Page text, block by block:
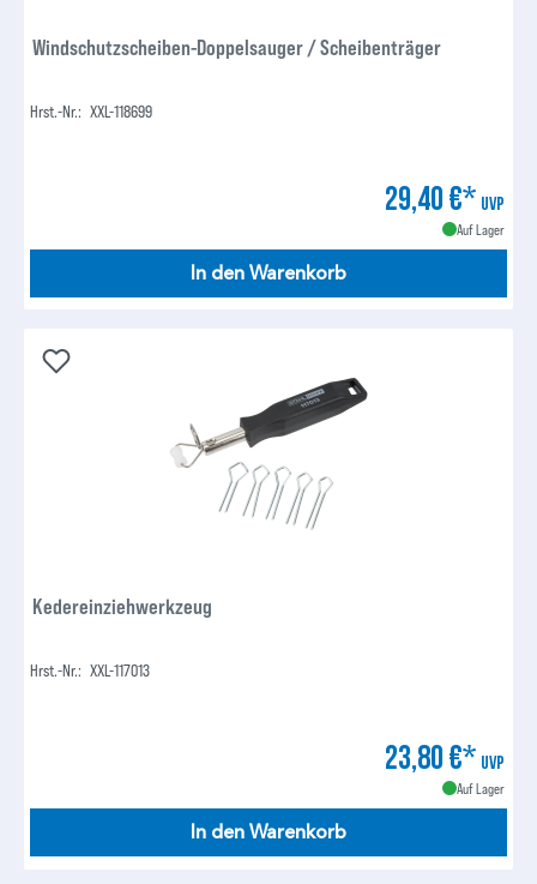
Windschutzscheiben-Doppelsauger / Scheibenträger
Hrst.-Nr.: XXL-118699
29,40 €* UVP
Auf Lager
In den Warenkorb
Kedereinziehwerkzeug
Hrst.-Nr.: XXL-117013
23,80 €* UVP
Auf Lager
In den Warenkorb